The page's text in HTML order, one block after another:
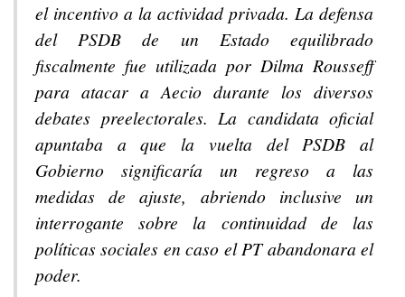
el incentivo a la actividad privada. La defensa
del PSDB de un Estado equilibrado
fiscalmente fue utilizada por Dilma Rousseff
para atacar a Aecio durante los diversos
debates preelectorales. La candidata oficial
apuntaba a que la vuelta del PSDB al
Gobierno significaría un regreso a las
medidas de ajuste, abriendo inclusive un
interrogante sobre la continuidad de las
políticas sociales en caso el PT abandonara el
poder.